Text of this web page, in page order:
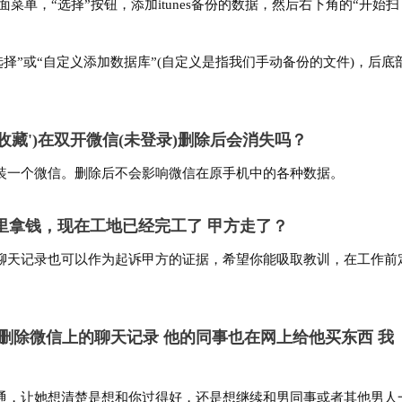
菜单，“选择”按钮，添加itunes备份的数据，然后右下角的“开始扫
”或“自定义添加数据库”(自定义是指我们手动备份的文件)，后底
')在双开微信(未登录)删除后会消失吗？
个微信。删除后不会影响微信在原手机中的各种数据。
钱，现在工地已经完工了 甲方走了？
记录也可以作为起诉甲方的证据，希望你能吸取教训，在工作前
除微信上的聊天记录 他的同事也在网上给他买东西 我
让她想清楚是想和你过得好，还是想继续和男同事或者其他男人